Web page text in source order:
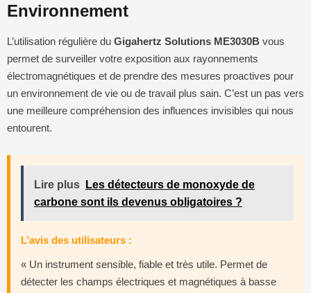
Environnement
L’utilisation régulière du Gigahertz Solutions ME3030B vous
permet de surveiller votre exposition aux rayonnements
électromagnétiques et de prendre des mesures proactives pour
un environnement de vie ou de travail plus sain. C’est un pas vers
une meilleure compréhension des influences invisibles qui nous
entourent.
Lire plus
Les détecteurs de monoxyde de
carbone sont ils devenus obligatoires ?
L’avis des utilisateurs :
« Un instrument sensible, fiable et très utile. Permet de
détecter les champs électriques et magnétiques à basse